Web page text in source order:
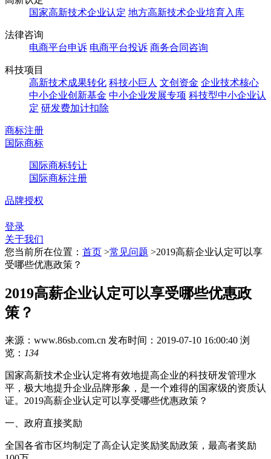
国家高新技术企业认定 地方高新技术企业培育入库
法律咨询
电商平台申诉 电商平台投诉 商务合同咨询
科技项目
高新技术成果转化 科技小巨人 文创资金 企业技术核心
中小企业创新基金 中小企业发展专项 科技型中小企业认
定 研发费加计扣除
商标注册
国际商标
国际商标转让
国际商标注册
品牌授权
登录
关于我们
您当前所在位置： 首页 >常见问题 >2019高薪企业认定可以享
受哪些优惠政策？
2019高薪企业认定可以享受哪些优惠政
策？
来源：www.86sb.com.cn 发布时间：2019-07-10 16:00:40 浏
览： 134
国家高新技术企业认定将有效地提高企业的科技研发管理水
平，极大地提升企业品牌形象，是一个难得的国家级的资质认
证。2019高薪企业认定可以享受哪些优惠政策？
一、政府直接奖励
全国各省市区均制定了高企认定奖励奖励政策，最高者奖励